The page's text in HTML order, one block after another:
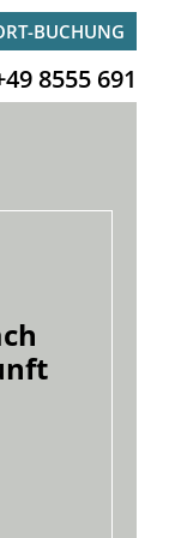
BUCHUNG
8555 691